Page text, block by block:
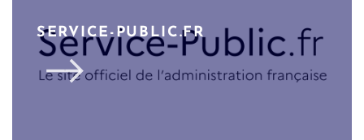
SERVICE-PUBLIC.FR